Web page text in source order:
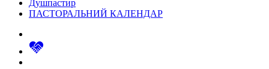
Душпастир
ПАСТОРАЛЬНИЙ КАЛЕНДАР